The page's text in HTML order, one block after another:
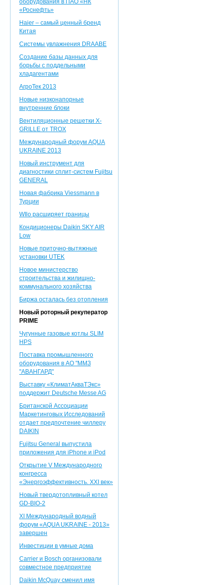
оборудования в ПАО «НК
«Роснефть»
Haier – самый ценный бренд
Китая
Системы увлажнения DRAABE
Создание базы данных для
борьбы с поддельными
хладагентами
АгроТек 2013
Новые низконапорные
внутренние блоки
Вентиляционные решетки X-
GRILLE от TROX
Международный форум AQUA
UKRAINE 2013
Новый инструмент для
диагностики сплит-систем Fujitsu
GENERAL
Новая фабрика Viessmann в
Турции
WIlo расширяет границы
Кондиционеры Daikin SKY AIR
Low
Новые приточно-вытяжные
установки UTEK
Новое министерство
строительства и жилищно-
коммунального хозяйства
Биржа осталась без отопления
Новый роторный рекуператор
PRIME
Чугунные газовые котлы SLIM
HPS
Поставка промышленного
оборудования в АО "ММЗ
"АВАНГАРД"
Выставку «КлиматАкваТЭкс»
поддержит Deutsche Messe AG
Британской Ассоциации
Маркетинговых Исследований
отдает предпочтение чиллеру
DAIKIN
Fujitsu General выпустила
приложения для iPhone и iPod
Открытие V Международного
конгресса
«Энергоэффективность. XXI век»
Новый твердотопливный котел
GD-BIO-2
XI Международный водный
форум «AQUA UKRAINE - 2013»
завершен
Инвестиции в умные дома
Carrier и Bosch организовали
совместное предприятие
Daikin McQuay сменил имя